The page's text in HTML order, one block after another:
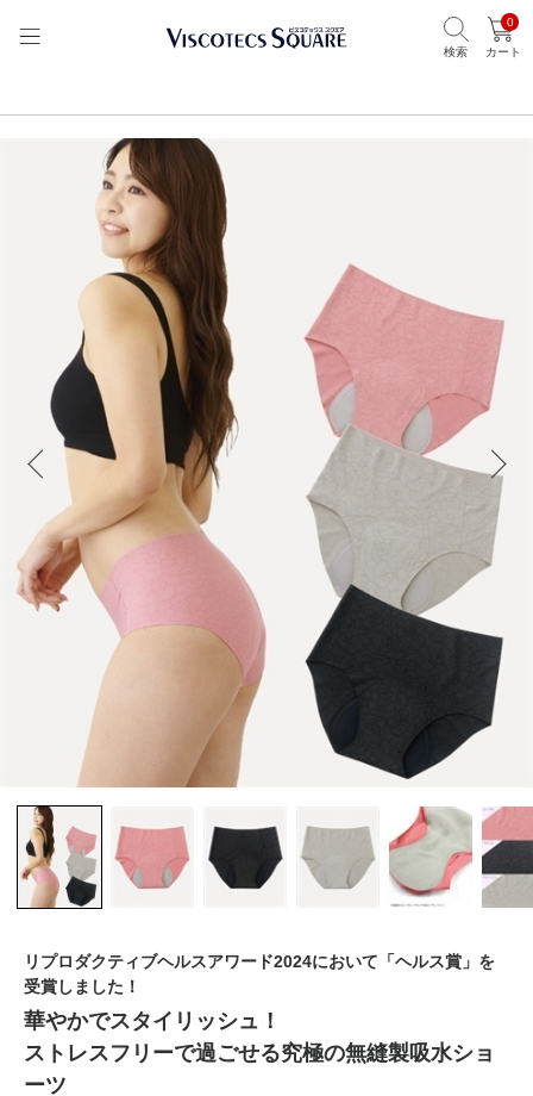
検索
0
カート
リプロダクティブヘルスアワード2024において「ヘルス賞」を
受賞しました！
華やかでスタイリッシュ！
ストレスフリーで過ごせる究極の無縫製吸水ショ
ーツ